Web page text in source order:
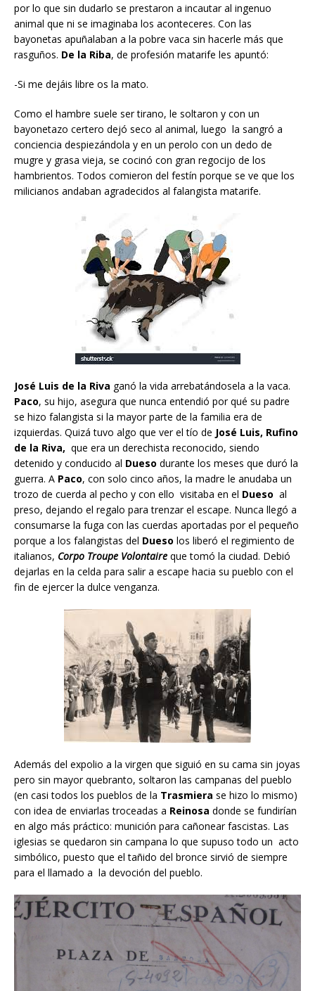
por lo que sin dudarlo se prestaron a incautar al ingenuo
animal que ni se imaginaba los aconteceres. Con las
bayonetas apuñalaban a la pobre vaca sin hacerle más que
rasguños. De la Riba, de profesión matarife les apuntó:
-Si me dejáis libre os la mato.
Como el hambre suele ser tirano, le soltaron y con un
bayonetazo certero dejó seco al animal, luego la sangró a
conciencia despiezándola y en un perolo con un dedo de
mugre y grasa vieja, se cocinó con gran regocijo de los
hambrientos. Todos comieron del festín porque se ve que los
milicianos andaban agradecidos al falangista matarife.
José Luis de la Riva ganó la vida arrebatándosela a la vaca.
Paco, su hijo, asegura que nunca entendió por qué su padre
se hizo falangista si la mayor parte de la familia era de
izquierdas. Quizá tuvo algo que ver el tío de José Luis, Rufino
de la Riva, que era un derechista reconocido, siendo
detenido y conducido al Dueso durante los meses que duró la
guerra. A Paco, con solo cinco años, la madre le anudaba un
trozo de cuerda al pecho y con ello visitaba en el Dueso al
preso, dejando el regalo para trenzar el escape. Nunca llegó a
consumarse la fuga con las cuerdas aportadas por el pequeño
porque a los falangistas del Dueso los liberó el regimiento de
italianos, Corpo Troupe Volontaire que tomó la ciudad. Debió
dejarlas en la celda para salir a escape hacia su pueblo con el
fin de ejercer la dulce venganza.
Además del expolio a la virgen que siguió en su cama sin joyas
pero sin mayor quebranto, soltaron las campanas del pueblo
(en casi todos los pueblos de la Trasmiera se hizo lo mismo)
con idea de enviarlas troceadas a Reinosa donde se fundirían
en algo más práctico: munición para cañonear fascistas. Las
iglesias se quedaron sin campana lo que supuso todo un acto
simbólico, puesto que el tañido del bronce sirvió de siempre
para el llamado a la devoción del pueblo.